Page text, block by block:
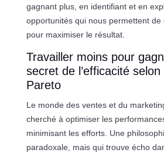
gagnant plus, en identifiant et en
opportunités qui nous permettent de
pour maximiser le résultat.
Travailler moins pour
secret de l’efficacité
Pareto
Le monde des ventes et du
cherché à optimiser les
minimisant les efforts. Une
paradoxale, mais qui trouve écho